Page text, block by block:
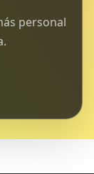
personal